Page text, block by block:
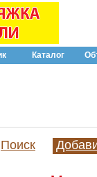
Каталог
Поиск